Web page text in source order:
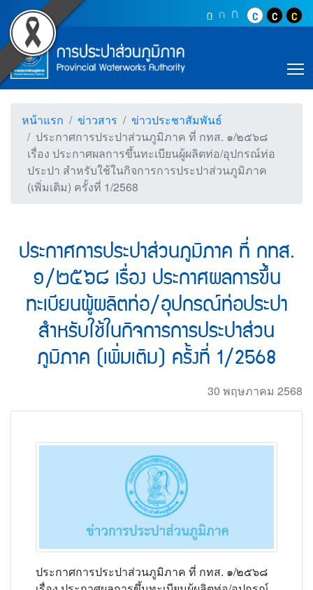
ประกาศการประปาส่วนภู
ข้ามไปยังเนื้อหา (Skip to content)
ข้ามไปยังเมนู (Skip to menu)
หน้าค้นหาข้อมูลในเว็บไซต์ (Search)
หน้าแผนผังเว็บไซต์ (Sitemap)
ตัวช่วยเหลือการเข้าถึงเว็บไซต์
หน้าหลักหรือโฮมเพจ
หน้าคำถามยอดฮิต
Top Menu กปุ่มปรับตัวอักษรให้เป็นขนา
กปุ่มเพิ่มขนาดตัวอักษร
ก ปุ่มเพิ่มขนาดตั
ปุ่มปรับสีตัวอัก
ปุ่มปรับสี
ปุ่ม
Main Menu
ตราสัญลักษณ์ และค่านิยม การประปาส่ว
หน้าแรก ข่าวสาร
ข่าวประชาสัมพันธ์
ประกาศการประปาส่วนภูมิภาค ที่ กทส. ๑/๒๕๖๘
เรื่อง ประกาศผลการขึ้นทะเบียนผู้ผลิตท่อ/อุปกรณ์ท่อ
ประปา สำหรับใช้ในกิจการการประปาส่วนภูมิภาค
(เพิ่มเติม) ครั้งที่ 1/2568
ประกาศการประปาส่วนภูมิภาค ที่ กทส.
๑/๒๕๖๘ เรื่อง ประกาศผลการขึ้น
ทะเบียนผู้ผลิตท่อ/อุปกรณ์ท่อประปา
สำหรับใช้ในกิจการการประปาส่วน
ภูมิภาค (เพิ่มเติม) ครั้งที่ 1/2568
30 พฤษภาคม 2568
ประกาศการประปาส่วนภูมิภาค ที่ กทส. ๑/๒๕๖๘